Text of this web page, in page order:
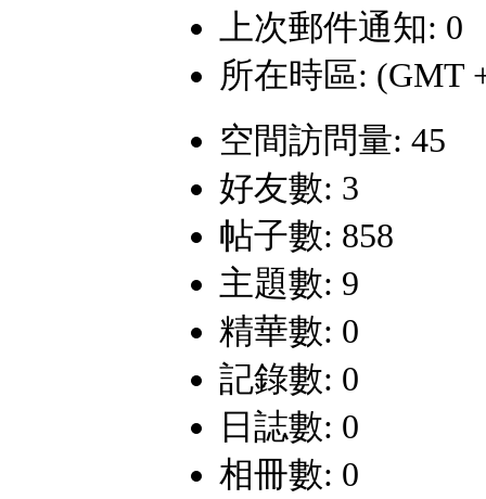
上次郵件通知: 0
所在時區: (GMT
空間訪問量: 45
好友數: 3
帖子數: 858
主題數: 9
精華數: 0
記錄數: 0
日誌數: 0
相冊數: 0